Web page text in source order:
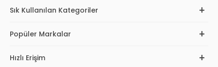
Sık Kullanılan Kategoriler
Popüler Markalar
Hızlı Erişim